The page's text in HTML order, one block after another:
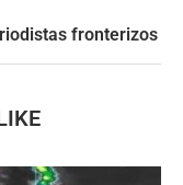
fronterizos